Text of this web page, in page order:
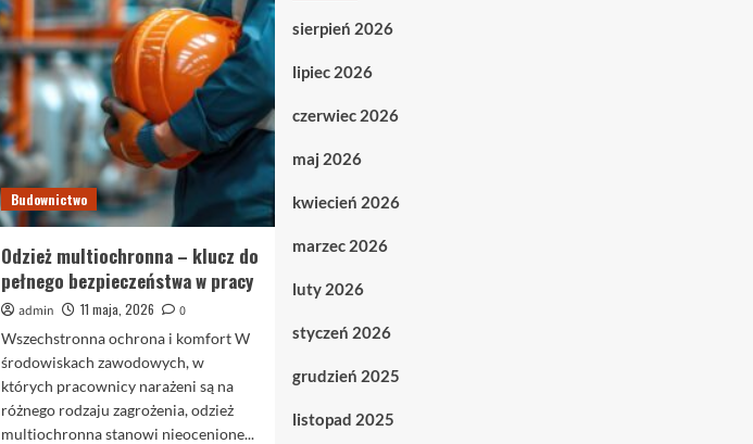
co
to
i
dlaczego
warto
je
wykonać?
Budownictwo
Odzież multiochronna – klucz do
pełnego bezpieczeństwa w pracy
admin 11 maja, 2026
0
Wszechstronna ochrona i komfort W
środowiskach zawodowych, w
których pracownicy narażeni są na
różnego rodzaju zagrożenia, odzież
multiochronna stanowi nieocenione...
sierpień 2026
lipiec 2026
czerwiec 2026
maj 2026
kwiecień 2026
marzec 2026
luty 2026
styczeń 2026
grudzień 2025
listopad 2025